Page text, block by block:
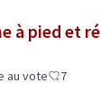
à pied et
au vote 7